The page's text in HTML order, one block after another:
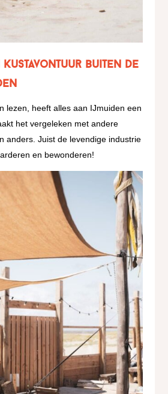
kustavontuur buiten de
lezen, heeft alles aan IJmuiden een
het vergeleken met andere
anders. Juist de levendige industrie
en bewonderen!